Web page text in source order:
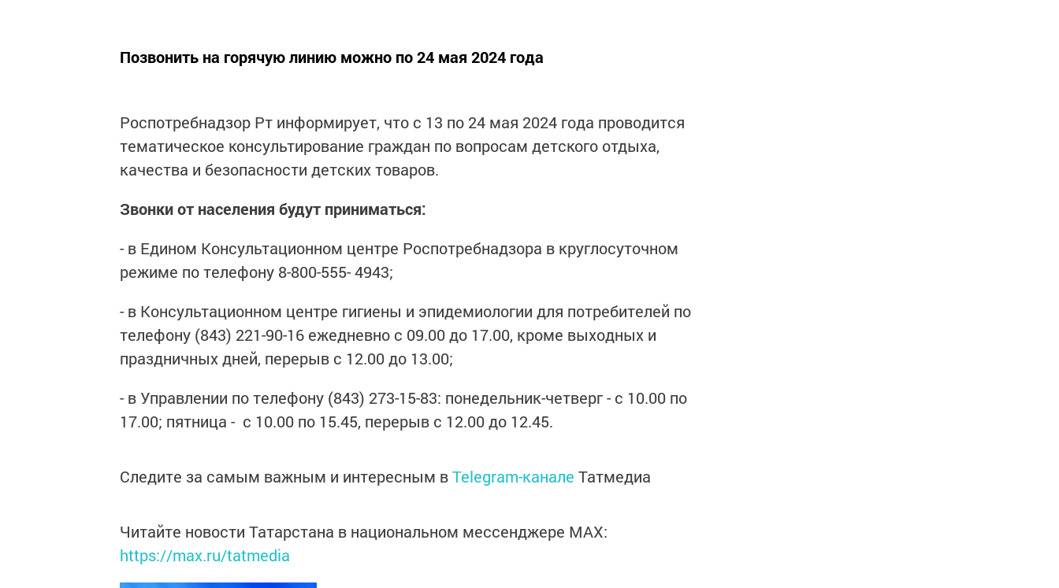
Позвонить на горячую линию можно по 24 мая 2024 года
Роспотребнадзор Рт информирует, что с 13 по 24 мая 2024 года проводится
тематическое консультирование граждан по вопросам детского отдыха,
качества и безопасности детских товаров.
Звонки от населения будут приниматься:
- в Едином Консультационном центре Роспотребнадзора в круглосуточном
режиме по телефону 8-800-555- 4943;
- в Консультационном центре гигиены и эпидемиологии для потребителей по
телефону (843) 221-90-16 ежедневно с 09.00 до 17.00, кроме выходных и
праздничных дней, перерыв с 12.00 до 13.00;
- в Управлении по телефону (843) 273-15-83: понедельник-четверг - с 10.00 по
17.00; пятница - с 10.00 по 15.45, перерыв с 12.00 до 12.45.
Следите за самым важным и интересным вTelegram-канале Татмедиа
Читайте новости Татарстана в национальном мессенджере MАХ:
https://max.ru/tatmedia